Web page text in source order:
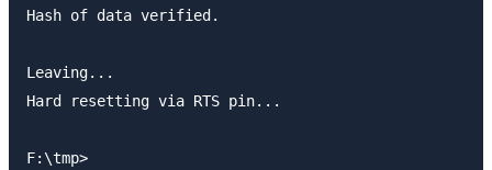
Hash of data verified.
Leaving...
Hard resetting via RTS pin...